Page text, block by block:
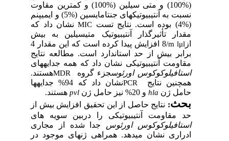
و متی سیلین (%100) و کم­ترین مقاوت
آنتی­بیوتیک­هایجنتامایسین (%5) و
ایمی­پنم
بوده است.نتایج تستMICنشان داد که
تأثیرگذار آنتی­بیوتیک متی­سیلین به بیش
افزایش پیدا کرده است که این مقدار 4
بیش از حد استاندارد است. مطالعه نتایج
آنتی­بیوتیکی نشان داد که همه جدایه­های
اورئوسجزء گروه MDR هستند.
PCR
نشان داد که 94% جدایه­ها
و 20% نیز حامل ژن pvlهستند.
نتایج حاصل از این تحقیق افزایش بیش از
آنتی­بیوتیکی را دربین سویه های
اورئوسجدا شده از مجاری
نشان می­دهد. همراهی ژن­های موجود در